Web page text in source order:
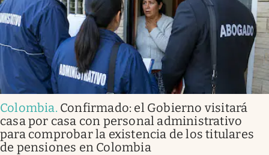
Colombia. Confirmado: el Gobierno visitará
casa por casa con personal administrativo
para comprobar la existencia de los titulares
de pensiones en Colombia